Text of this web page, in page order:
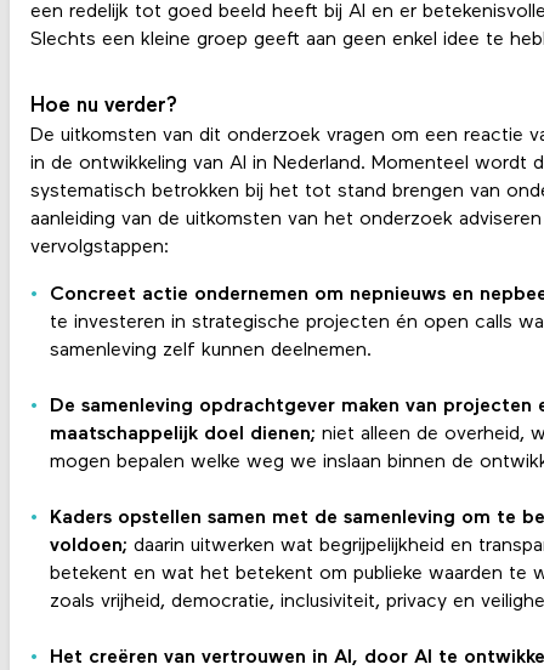
een redelijk tot goed beeld heeft bij AI en er
Slechts een kleine groep geeft aan geen enkel idee te
Hoe nu verder?
De uitkomsten van dit onderzoek vragen om een reactie
in de ontwikkeling van AI in Nederland. Momenteel wordt
systematisch betrokken bij het tot stand brengen van
aanleiding van de uitkomsten van het onderzoek
vervolgstappen:
Concreet actie ondernemen om nepnieuws en
te investeren in strategische projecten én open calls
samenleving zelf kunnen deelnemen.
De samenleving opdrachtgever maken van projecten
maatschappelijk doel dienen; niet alleen de overheid,
mogen bepalen welke weg we inslaan binnen de
Kaders opstellen samen met de samenleving om te
voldoen; daarin uitwerken wat begrijpelijkheid en
betekent en wat het betekent om publieke waarden te
zoals vrijheid, democratie, inclusiviteit, privacy en
Het creëren van vertrouwen in AI, door AI te